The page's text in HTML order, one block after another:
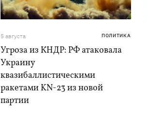
5 августа ПОЛИТИКА
Угроза из КНДР: РФ атаковала
Украину
квазибаллистическими
ракетами KN-23 из новой
партии